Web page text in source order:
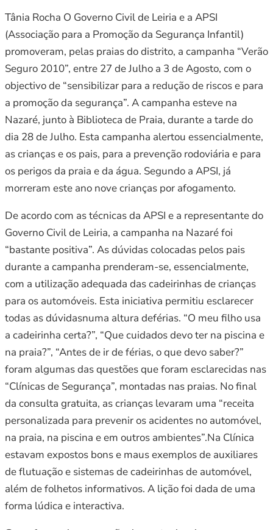
Tânia Rocha O Governo Civil de Leiria e a APSI
(Associação para a Promoção da Segurança Infantil)
promoveram, pelas praias do distrito, a campanha “Verão
Seguro 2010”, entre 27 de Julho a 3 de Agosto, com o
objectivo de “sensibilizar para a redução de riscos e para
a promoção da segurança”. A campanha esteve na
Nazaré, junto à Biblioteca de Praia, durante a tarde do
dia 28 de Julho. Esta campanha alertou essencialmente,
as crianças e os pais, para a prevenção rodoviária e para
os perigos da praia e da água. Segundo a APSI, já
morreram este ano nove crianças por afogamento.
De acordo com as técnicas da APSI e a representante do
Governo Civil de Leiria, a campanha na Nazaré foi
“bastante positiva”. As dúvidas colocadas pelos pais
durante a campanha prenderam-se, essencialmente,
com a utilização adequada das cadeirinhas de crianças
para os automóveis. Esta iniciativa permitiu esclarecer
todas as dúvidasnuma altura deférias. “O meu filho usa
a cadeirinha certa?”, “Que cuidados devo ter na piscina e
na praia?”, “Antes de ir de férias, o que devo saber?”
foram algumas das questões que foram esclarecidas nas
“Clínicas de Segurança”, montadas nas praias. No final
da consulta gratuita, as crianças levaram uma “receita
personalizada para prevenir os acidentes no automóvel,
na praia, na piscina e em outros ambientes”.Na Clínica
estavam expostos bons e maus exemplos de auxiliares
de flutuação e sistemas de cadeirinhas de automóvel,
além de folhetos informativos. A lição foi dada de uma
forma lúdica e interactiva.